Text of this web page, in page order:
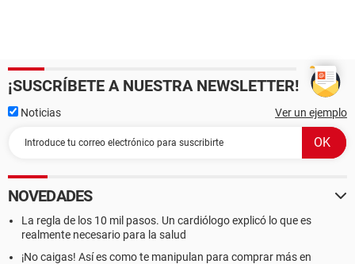
¡SUSCRÍBETE A NUESTRA NEWSLETTER!
Noticias Ver un ejemplo
NOVEDADES
La regla de los 10 mil pasos. Un cardiólogo explicó lo que es
realmente necesario para la salud
¡No caigas! Así es como te manipulan para comprar más en